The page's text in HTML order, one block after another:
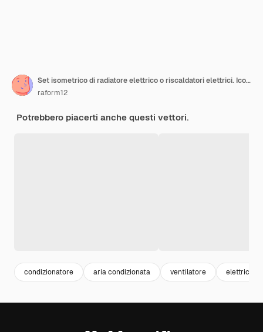
Set isometrico di radiatore elettrico o riscaldatori elettrici. Icone di apparecchiature per il clima domestico camino, riscaldatore di olio con controlli dello schermo. Può essere utilizzato per pubblicità, infografica
raform12
Potrebbero piacerti anche questi vettori.
condizionatore aria condizionata ventilatore elettrico